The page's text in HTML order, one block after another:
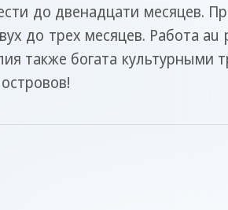
до двенадцати месяцев.
до трех месяцев. Работа au
также богата культурными